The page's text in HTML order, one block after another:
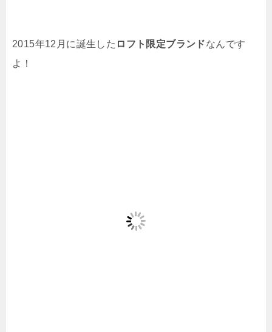
2015年12月に誕生した ロフト限定ブランドなんです
よ！